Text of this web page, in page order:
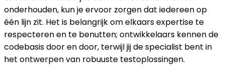
onderhouden, kun je ervoor zorgen dat iedereen op
één lijn zit. Het is belangrijk om elkaars expertise te
respecteren en te benutten; ontwikkelaars kennen de
codebasis door en door, terwijl jij de specialist bent in
het ontwerpen van robuuste testoplossingen.